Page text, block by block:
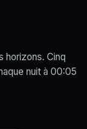
horizons. Cinq
nuit à 00:05